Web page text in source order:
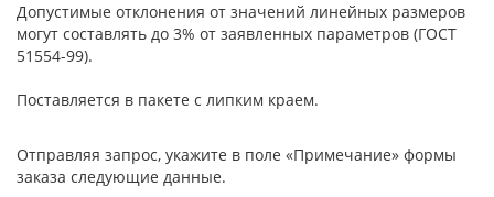
Допустимые отклонения от значений линейных размеров
могут составлять до 3% от заявленных параметров (ГОСТ
51554-99).
Поставляется в пакете с липким краем.
Отправляя запрос, укажите в поле «Примечание» формы
заказа следующие данные.